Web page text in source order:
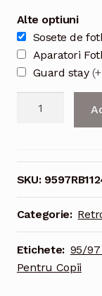
Alte optiuni
Sosete de
Aparatori
Guard stay
Copii
SKU:
Categorie:
Etichete: 95/97
Pentru Copii